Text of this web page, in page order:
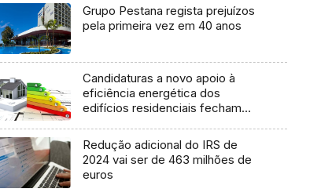
Grupo Pestana regista prejuízos
pela primeira vez em 40 anos
Candidaturas a novo apoio à
eficiência energética dos
edifícios residenciais fecham
Redução adicional do IRS de
2024 vai ser de 463 milhões de
euros